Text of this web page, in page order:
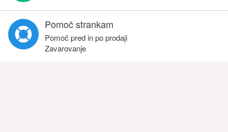
Pomoč strankam
Pomoč pred in po prodaji
Zavarovanje